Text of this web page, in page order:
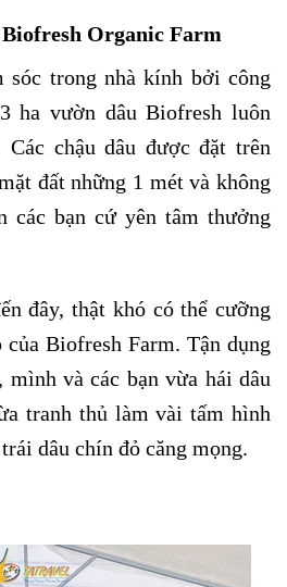
Biofresh Organic Farm
sóc trong nhà kính bởi công
ha vườn dâu Biofresh luôn
chậu dâu được đặt trên
đất những 1 mét và không
các bạn cứ yên tâm thưởng
đây, thật khó có thể cưỡng
Biofresh Farm. Tận dụng
mình và các bạn vừa hái dâu
tranh thủ làm vài tấm hình
dâu chín đỏ căng mọng.